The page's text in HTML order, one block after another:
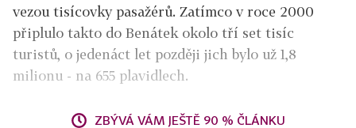
vezou tisícovky pasažérů. Zatímco v roce 2000
připlulo takto do Benátek okolo tří set tisíc
turistů, o jedenáct let později jich bylo už 1,8
milionu - na 655 plavidlech.
ZBÝVÁ VÁM JEŠTĚ 90 % ČLÁNKU